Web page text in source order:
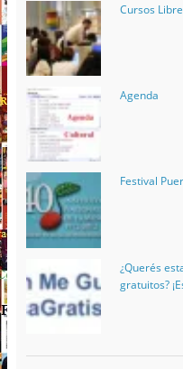
Cursos
Agenda
Festival
¿Querés
gratuitos?